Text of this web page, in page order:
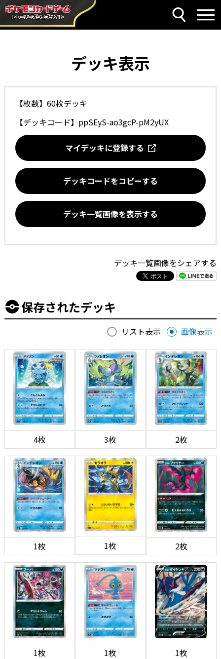
デッキ表示
【枚数】60枚デッキ
【デッキコード】 ppSEyS-ao3gcP-pM2yUX
マイデッキに登録する
デッキコードをコピーする
デッキ一覧画像を表示する
デッキ一覧画像をシェアする
保存されたデッキ
リスト表示 画像表示
4枚 3枚 2枚
1枚 1枚 2枚
1枚 1枚 1枚